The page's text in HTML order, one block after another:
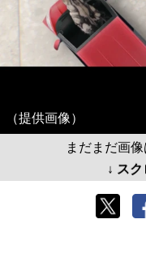
（提供画像）
まだまだ画
↓ ス